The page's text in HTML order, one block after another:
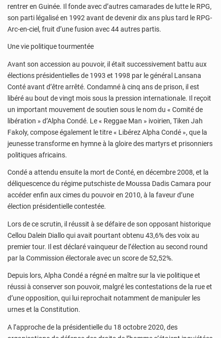
rentrer en Guinée. Il fonde avec d’autres camarades de lutte le RPG,
son parti légalisé en 1992 avant de devenir dix ans plus tard le RPG-
Arc-en-ciel, fruit d’une fusion avec 44 autres partis.
Une vie politique tourmentée
Avant son accession au pouvoir, il était successivement battu aux
élections présidentielles de 1993 et 1998 par le général Lansana
Conté avant d’être arrêté. Condamné à cinq ans de prison, il est
libéré au bout de vingt mois sous la pression internationale. Il reçoit
un important mouvement de soutien sous le nom du « Comité de
libération » d’Alpha Condé. Le « Reggae Man » ivoirien, Tiken Jah
Fakoly, compose également le titre « Libérez Alpha Condé », que la
jeunesse transforme en hymne à la gloire des martyrs et prisonniers
politiques africains.
Condé a attendu ensuite la mort de Conté, en décembre 2008, et la
déliquescence du régime putschiste de Moussa Dadis Camara pour
accéder enfin aux cimes du pouvoir en 2010, à la faveur d’une
élection présidentielle contestée.
Lors de ce scrutin, il réussit à se défaire de son opposant historique
Cellou Dalein Diallo qui avait pourtant obtenu 43,6% des voix au
premier tour. Il est déclaré vainqueur de l’élection au second round
par la Commission électorale avec un score de 52,52%.
Depuis lors, Alpha Condé a régné en maître sur la vie politique et
réussi à conserver son pouvoir, malgré les contestations de la rue et
d’une opposition, qui lui reprochait notamment de manipuler les
urnes et la Constitution.
A l’approche de la présidentielle du 18 octobre 2020, des